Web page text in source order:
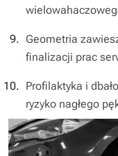
Geometria
finalizacji prac
Profilaktyka i
ryzyko nagłego